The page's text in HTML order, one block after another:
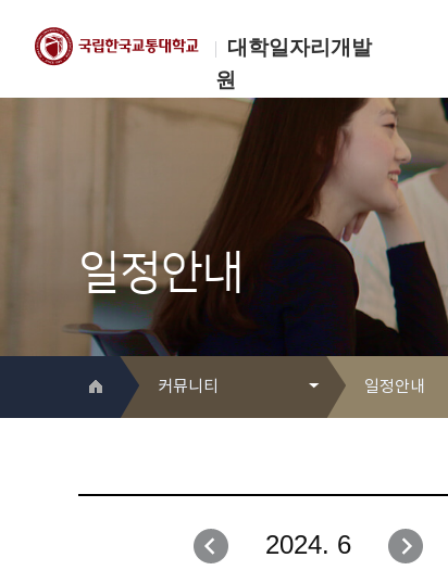
대학일자리개발
원
한국교통대학교
대학일자리개발원
일정안내
커뮤니티
취업성공지원과
창업지원·교육센터
일정안내
자유게시판
일정안내
2024. 6